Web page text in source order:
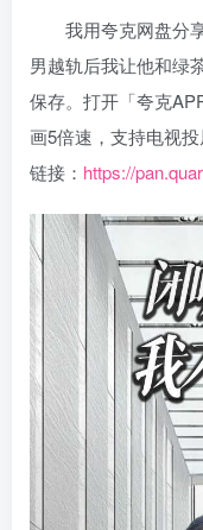
我用夸克网盘分
男越轨后我让他和绿
保存。打开「夸克
画5倍速，支持电视投
链接： https://